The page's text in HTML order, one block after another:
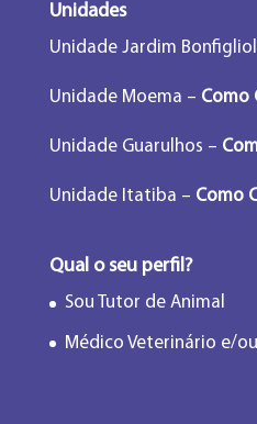
Unidades
Unidade Jardim
Unidade Moema – Como
Unidade Guarulhos –
Unidade Itatiba – Como
Qual o seu perfil?
Sou Tutor de Animal
Médico Veterinário e/